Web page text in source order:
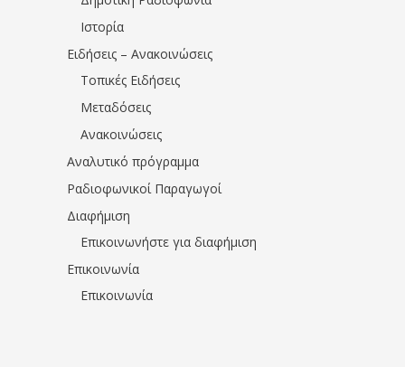
Ιστορία
Ειδήσεις – Ανακοινώσεις
Τοπικές Ειδήσεις
Μεταδόσεις
Ανακοινώσεις
Αναλυτικό πρόγραμμα
Ραδιοφωνικοί Παραγωγοί
Διαφήμιση
Επικοινωνήστε για διαφήμιση
Επικοινωνία
Επικοινωνία